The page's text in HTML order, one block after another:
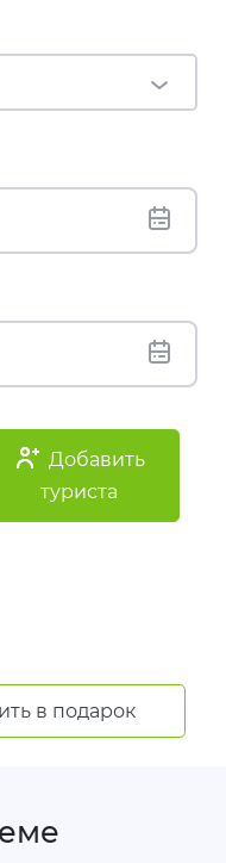
Добавить
туриста
в подарок